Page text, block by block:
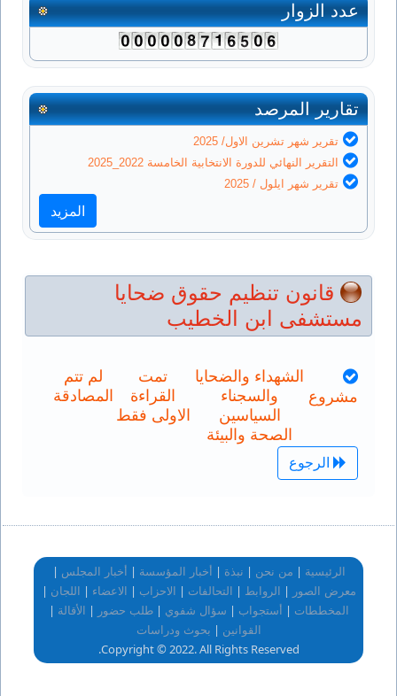
عدد الزوار
تقارير المرصد
تقرير شهر تشرين الاول/ 2025
التقرير النهائي للدورة الانتخابية الخامسة 2022_2025
تقرير شهر ايلول / 2025
المزيد
قانون تنظيم حقوق ضحايا
مستشفى ابن الخطيب
مشروع
الشهداء والضحايا
والسجناء
السياسين
تمت
القراءة
الاولى فقط
لم تتم
المصادقة
الصحة والبيئة
الرجوع
الرئيسية | من نحن | نبذة | أخبار المؤسسة | أخبار المجلس |
معرض الصور | الروابط | التحالفات | الاحزاب | الاعضاء | اللجان |
المخططات | أستجواب | سؤال شفوي |طلب حضور | الأقالة |
القوانين | بحوث ودراسات
Copyright © 2022. All Rights Reserved.